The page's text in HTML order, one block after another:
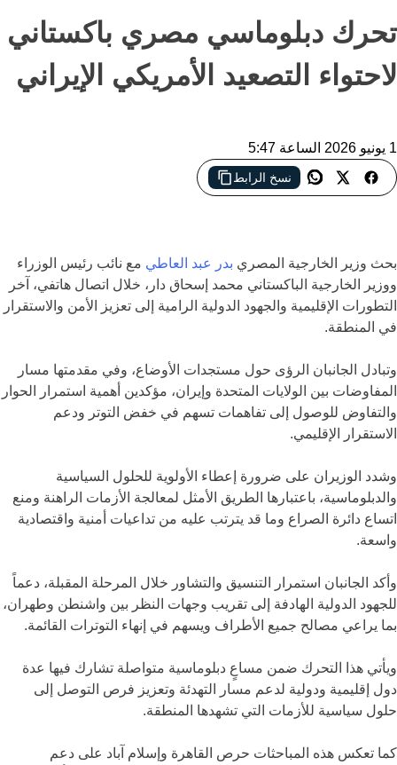
تحرك دبلوماسي مصري باكستاني
لاحتواء التصعيد الأمريكي الإيراني
1 يونيو 2026 الساعة 5:47
نسخ الرابط
مصر وباكستان تدعمان الحل الدبلوماسي.. تحركات مكثفة لاحتواء
بحث وزير الخارجية المصري بدر عبد العاطي مع نائب رئيس الوزراء
ووزير الخارجية الباكستاني محمد إسحاق دار، خلال اتصال هاتفي، آخر
التطورات الإقليمية والجهود الدولية الرامية إلى تعزيز الأمن والاستقرار
في المنطقة.
وتبادل الجانبان الرؤى حول مستجدات الأوضاع، وفي مقدمتها مسار
المفاوضات بين الولايات المتحدة وإيران، مؤكدين أهمية استمرار الحوار
والتفاوض للوصول إلى تفاهمات تسهم في خفض التوتر ودعم
الاستقرار الإقليمي.
وشدد الوزيران على ضرورة إعطاء الأولوية للحلول السياسية
والدبلوماسية، باعتبارها الطريق الأمثل لمعالجة الأزمات الراهنة ومنع
اتساع دائرة الصراع وما قد يترتب عليه من تداعيات أمنية واقتصادية
واسعة.
وأكد الجانبان استمرار التنسيق والتشاور خلال المرحلة المقبلة، دعماً
للجهود الدولية الهادفة إلى تقريب وجهات النظر بين واشنطن وطهران،
بما يراعي مصالح جميع الأطراف ويسهم في إنهاء التوترات القائمة.
ويأتي هذا التحرك ضمن مساعٍ دبلوماسية متواصلة تشارك فيها عدة
دول إقليمية ودولية لدعم مسار التهدئة وتعزيز فرص التوصل إلى
حلول سياسية للأزمات التي تشهدها المنطقة.
كما تعكس هذه المباحثات حرص القاهرة وإسلام آباد على دعم